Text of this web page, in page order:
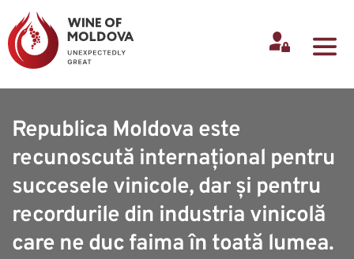
Republica Moldova este
recunoscută internațional pentru
succesele vinicole, dar și pentru
recordurile din industria vinicolă
care ne duc faima în toată lumea.